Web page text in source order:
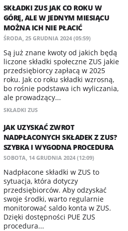
SKŁADKI ZUS JAK CO ROKU W
GÓRĘ, ALE W JEDNYM MIESIĄCU
MOŻNA ICH NIE PŁACIĆ
ŚRODA, 25 GRUDNIA 2024 (05:59)
Są już znane kwoty od jakich będą
liczone składki społeczne ZUS jakie
przedsiębiorcy zapłacą w 2025
roku. Jak co roku składki wzrosną,
bo rośnie podstawa ich wyliczania,
ale prowadzący...
SKŁADKI ZUS
JAK UZYSKAĆ ZWROT
NADPŁACONYCH SKŁADEK Z ZUS?
SZYBKA I WYGODNA PROCEDURA
SOBOTA, 14 GRUDNIA 2024 (12:09)
Nadpłacone składki w ZUS to
sytuacja, która dotyczy
przedsiębiorców. Aby odzyskać
swoje środki, warto regularnie
monitorować saldo konta w ZUS.
Dzięki dostępności PUE ZUS
procedura...